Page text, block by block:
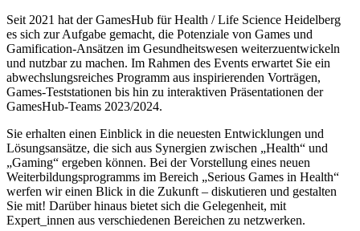
Seit 2021 hat der GamesHub für Health / Life Science Heidelberg
es sich zur Aufgabe gemacht, die Potenziale von Games und
Gamification-Ansätzen im Gesundheitswesen weiterzuentwickeln
und nutzbar zu machen. Im Rahmen des Events erwartet Sie ein
abwechslungsreiches Programm aus inspirierenden Vorträgen,
Games-Teststationen bis hin zu interaktiven Präsentationen der
GamesHub-Teams 2023/2024.
Sie erhalten einen Einblick in die neuesten Entwicklungen und
Lösungsansätze, die sich aus Synergien zwischen „Health“ und
„Gaming“ ergeben können. Bei der Vorstellung eines neuen
Weiterbildungsprogramms im Bereich „Serious Games in Health“
werfen wir einen Blick in die Zukunft – diskutieren und gestalten
Sie mit! Darüber hinaus bietet sich die Gelegenheit, mit
Expert_innen aus verschiedenen Bereichen zu netzwerken.